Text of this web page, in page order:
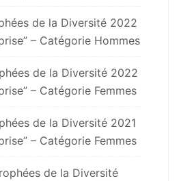
de la Diversité 2022
– Catégorie Hommes
de la Diversité 2022
– Catégorie Femmes
de la Diversité 2021
– Catégorie Femmes
de la Diversité